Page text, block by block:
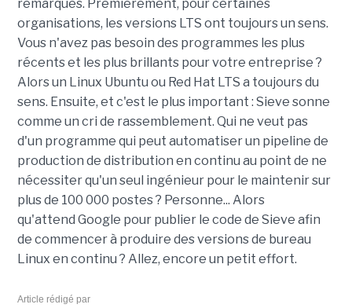
remarques. Premièrement, pour certaines
organisations, les versions LTS ont toujours un sens.
Vous n'avez pas besoin des programmes les plus
récents et les plus brillants pour votre entreprise ?
Alors un Linux Ubuntu ou Red Hat LTS a toujours du
sens. Ensuite, et c'est le plus important : Sieve sonne
comme un cri de rassemblement. Qui ne veut pas
d'un programme qui peut automatiser un pipeline de
production de distribution en continu au point de ne
nécessiter qu'un seul ingénieur pour le maintenir sur
plus de 100 000 postes ? Personne... Alors
qu'attend Google pour publier le code de Sieve afin
de commencer à produire des versions de bureau
Linux en continu ? Allez, encore un petit effort.
Article rédigé par